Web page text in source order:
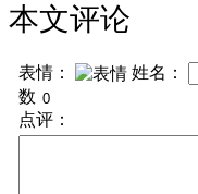
本文评论
表情： 姓名：
数
点评：